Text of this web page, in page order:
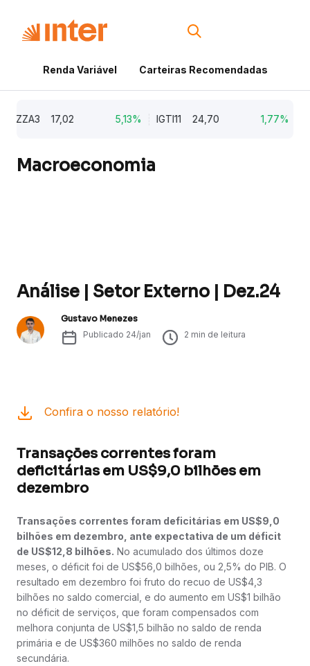
Renda Variável Carteiras Recomendadas
17,02 5,13% IGTI11 24,70 1,77%
Macroeconomia
Análise | Setor Externo | Dez.24
Gustavo Menezes
Publicado 24/jan 2 min de leitura
Confira o nosso relatório!
Transações correntes foram
deficitárias em US$9,0 bilhões em
dezembro
Transações correntes foram deficitárias em US$9,0
bilhões em dezembro, ante expectativa de um déficit
de US$12,8 bilhões. No acumulado dos últimos doze
meses, o déficit foi de US$56,0 bilhões, ou 2,5% do PIB. O
resultado em dezembro foi fruto do recuo de US$4,3
bilhões no saldo comercial, e do aumento em US$1 bilhão
no déficit de serviços, que foram compensados com
melhora conjunta de US$1,5 bilhão no saldo de renda
primária e de US$360 milhões no saldo de renda
secundária.